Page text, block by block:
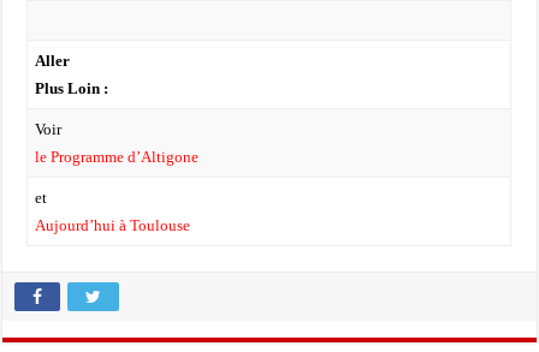
Aller
Plus Loin :
Voir
le Programme d’Altigone
et
Aujourd’hui à Toulouse